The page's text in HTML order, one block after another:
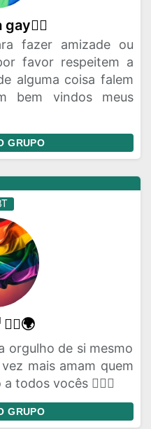
gay🏳‍🌈
fazer amizade ou
favor respeitem a
alguma coisa falem
bem vindos meus
GRUPO
🏳️‍🌈🌍
orgulho de si mesmo
mais amam quem
todos vocês 🏳️‍🌈💌
GRUPO